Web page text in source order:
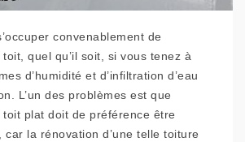
convenablement de
toit, quel qu’il soit, si vous tenez à
d’humidité et d’infiltration d’eau
L’un des problèmes est que
toit plat doit de préférence être
car la rénovation d’une telle toiture